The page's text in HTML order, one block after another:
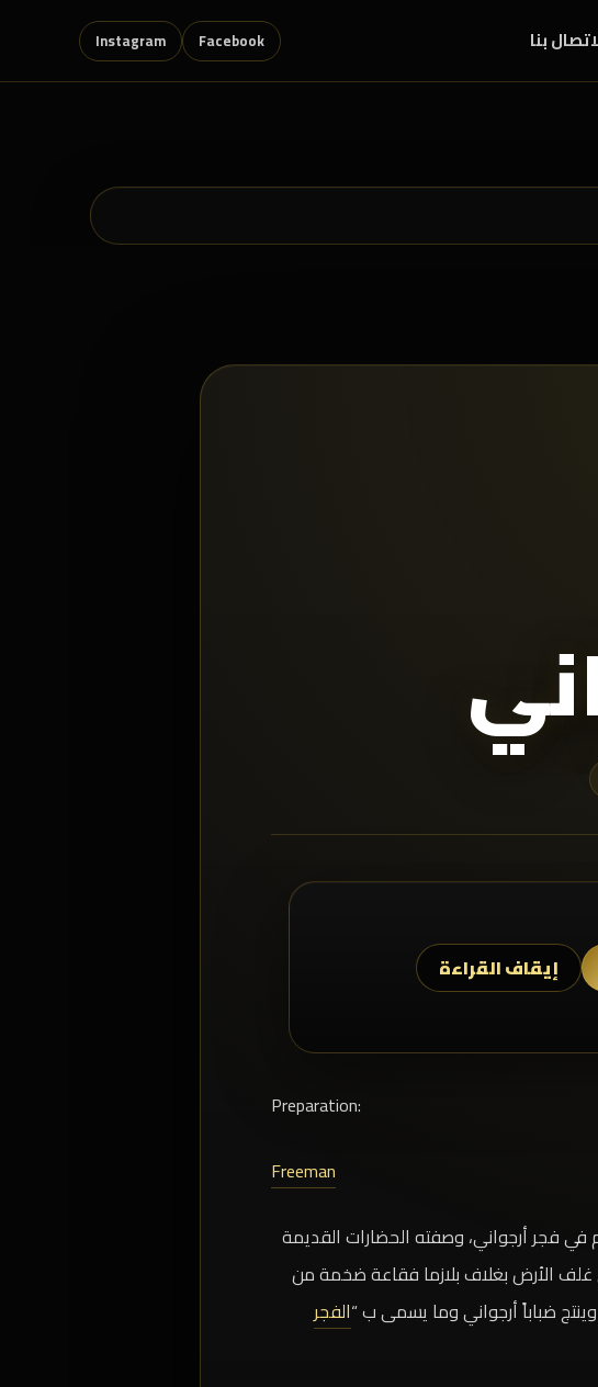
بنا Facebook
Instagram
إيقاف القراءة
:Preparation
Freeman
في فجر أرجواني، وصفته الحضارات القديمة
الأرض بغلاف بلازما فقاعة ضخمة من
ضباباً أرجواني وما يسمى ب “الفجر